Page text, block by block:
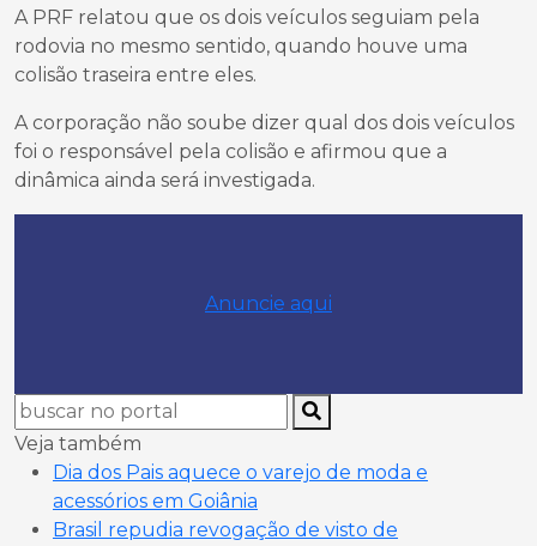
A PRF relatou que os dois veículos seguiam pela
rodovia no mesmo sentido, quando houve uma
colisão traseira entre eles.
A corporação não soube dizer qual dos dois veículos
foi o responsável pela colisão e afirmou que a
dinâmica ainda será investigada.
Anuncie aqui
Veja também
Dia dos Pais aquece o varejo de moda e
acessórios em Goiânia
Brasil repudia revogação de visto de